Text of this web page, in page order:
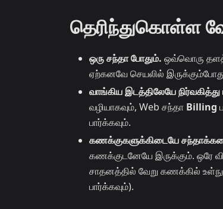
தெரிந்துகொள்ள
ஒரு சந்தா போதும். ஒவ்வொரு
ஏற்கனவே செயலில்
வாங்கிய இடத்திலேயே
வழியாகவும், Web சந்தா Billing
பார்க்கவும்.
கணக்குகளுக்கிடையே
கணக்குடனேயே இருக்கும். ஒரே
சாதனத்தில் வேறு கணக்கில்
பார்க்கவும்).